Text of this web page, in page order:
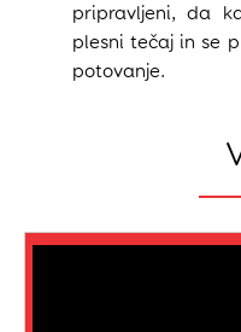
pripravljeni, da
plesni tečaj in se
potovanje.